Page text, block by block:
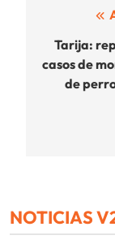
de
Tarija:
casos de
de
NOTICIAS